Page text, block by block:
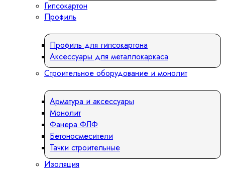
Гипсокартон
Профиль
Профиль для гипсокартона
Аксессуары для металлокаркаса
Строительное оборудование и монолит
Арматура и аксессуары
Монолит
Фанера ФЛФ
Бетоносмесители
Тачки строительные
Изоляция